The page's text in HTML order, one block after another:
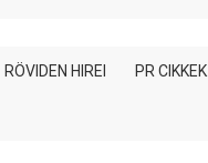
RÖVIDEN HIREI PR CIKKEK